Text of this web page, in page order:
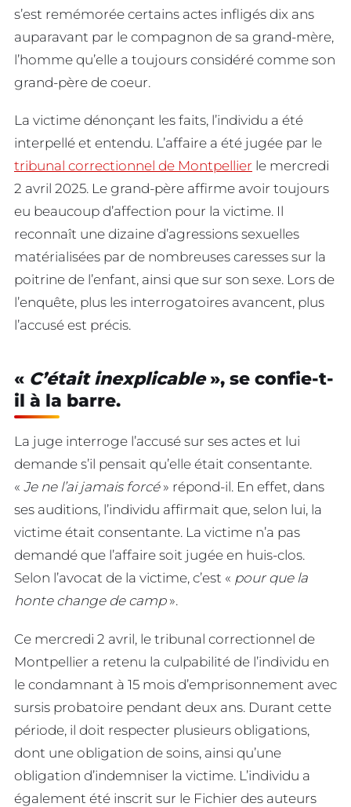
s’est remémorée certains actes infligés dix ans
auparavant par le compagnon de sa grand-mère,
l’homme qu’elle a toujours considéré comme son
grand-père de coeur.
La victime dénonçant les faits, l’individu a été
interpellé et entendu. L’affaire a été jugée par le
tribunal correctionnel de Montpellier le mercredi
2 avril 2025. Le grand-père affirme avoir toujours
eu beaucoup d’affection pour la victime. Il
reconnaît une dizaine d’agressions sexuelles
matérialisées par de nombreuses caresses sur la
poitrine de l’enfant, ainsi que sur son sexe. Lors de
l’enquête, plus les interrogatoires avancent, plus
l’accusé est précis.
« C’était inexplicable», se confie-t-
il à la barre.
La juge interroge l’accusé sur ses actes et lui
demande s’il pensait qu’elle était consentante.
« Je ne l’ai jamais forcé » répond-il. En effet, dans
ses auditions, l’individu affirmait que, selon lui, la
victime était consentante. La victime n’a pas
demandé que l’affaire soit jugée en huis-clos.
Selon l’avocat de la victime, c’est « pour que la
honte change de camp ».
Ce mercredi 2 avril, le tribunal correctionnel de
Montpellier a retenu la culpabilité de l’individu en
le condamnant à 15 mois d’emprisonnement avec
sursis probatoire pendant deux ans. Durant cette
période, il doit respecter plusieurs obligations,
dont une obligation de soins, ainsi qu’une
obligation d’indemniser la victime. L’individu a
également été inscrit sur le Fichier des auteurs